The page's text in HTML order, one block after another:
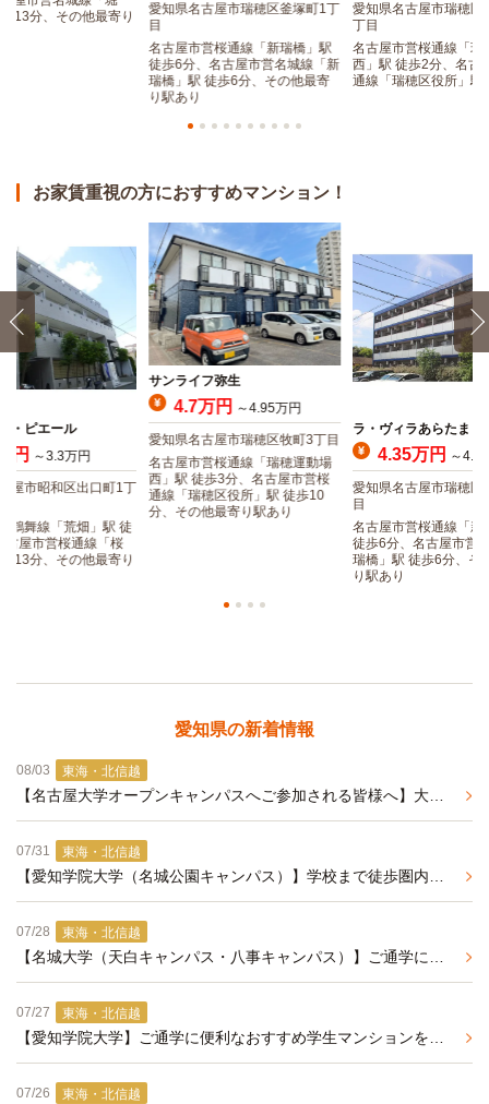
愛知県名古屋市瑞穂区釜塚町1丁
目
名古屋市営桜通線「新瑞橋」駅
徒歩6分、名古屋市営名城線「新
瑞橋」駅 徒歩6分、その他最寄
り駅あり
愛知県名古屋市瑞穂区
丁目
名古屋市営桜通線「瑞
西」駅 徒歩2分、名古
通線「瑞穂区役所」駅
13分、その他最寄り
お家賃重視の方におすすめマンション！
サンライフ弥生
4.7万円 ～4.95万円
愛知県名古屋市瑞穂区牧町3丁目
名古屋市営桜通線「瑞穂運動場
西」駅 徒歩3分、名古屋市営桜
通線「瑞穂区役所」駅 徒歩10
分、その他最寄り駅あり
ラ・ヴィラあらたま
4.35万円 ～
愛知県名古屋市瑞穂区
目
名古屋市営桜通線「新
徒歩6分、名古屋市営
瑞橋」駅 徒歩6分、そ
り駅あり
・ピエール
円 ～3.3万円
屋市昭和区出口町1丁
鶴舞線「荒畑」駅 徒
古屋市営桜通線「桜
13分、その他最寄り
愛知県の新着情報
08/03 東海・北信越
【名古屋大学オープンキャンパスへご参加される皆様へ】大学まで自転車で通学可能な学生マンションのご紹介
07/31 東海・北信越
【愛知学院大学（名城公園キャンパス）】学校まで徒歩圏内、設備充実のおすすめ学生マンションのご紹介
07/28 東海・北信越
【名城大学（天白キャンパス・八事キャンパス）】ご通学に便利なおすすめ学生マンション
07/27 東海・北信越
【愛知学院大学】ご通学に便利なおすすめ学生マンションをご紹介いたします
07/26 東海・北信越